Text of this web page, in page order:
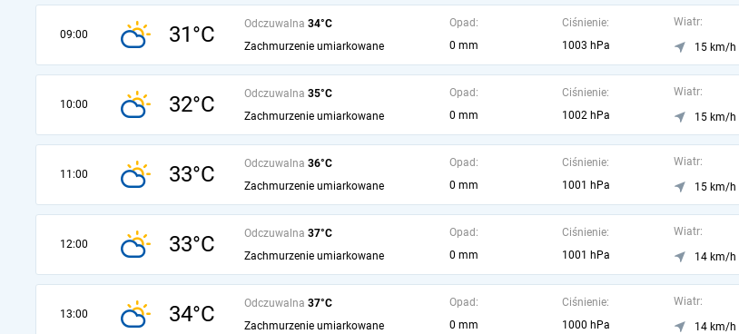
09:00 31°C Odczuwalna 34°C
Zachmurzenie umiarkowane
Opad:
0 mm
Ciśnienie:
1003 hPa
Wiatr:
15 km/h
10:00 32°C Odczuwalna 35°C
Zachmurzenie umiarkowane
Opad:
0 mm
Ciśnienie:
1002 hPa
Wiatr:
15 km/h
11:00 33°C Odczuwalna 36°C
Zachmurzenie umiarkowane
Opad:
0 mm
Ciśnienie:
1001 hPa
Wiatr:
15 km/h
12:00 33°C Odczuwalna 37°C
Zachmurzenie umiarkowane
Opad:
0 mm
Ciśnienie:
1001 hPa
Wiatr:
14 km/h
13:00 34°C Odczuwalna 37°C
Zachmurzenie umiarkowane
Opad:
0 mm
Ciśnienie:
1000 hPa
Wiatr:
14 km/h